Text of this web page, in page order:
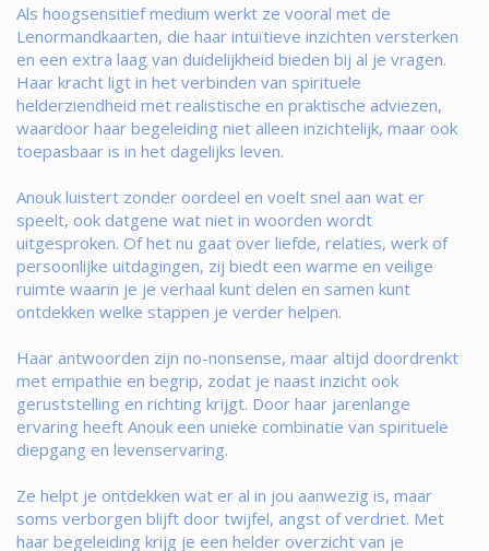
Als hoogsensitief medium werkt ze vooral met de
Lenormandkaarten, die haar intuïtieve inzichten versterken
en een extra laag van duidelijkheid bieden bij al je vragen.
Haar kracht ligt in het verbinden van spirituele
helderziendheid met realistische en praktische adviezen,
waardoor haar begeleiding niet alleen inzichtelijk, maar ook
toepasbaar is in het dagelijks leven.
Anouk luistert zonder oordeel en voelt snel aan wat er
speelt, ook datgene wat niet in woorden wordt
uitgesproken. Of het nu gaat over liefde, relaties, werk of
persoonlijke uitdagingen, zij biedt een warme en veilige
ruimte waarin je je verhaal kunt delen en samen kunt
ontdekken welke stappen je verder helpen.
Haar antwoorden zijn no-nonsense, maar altijd doordrenkt
met empathie en begrip, zodat je naast inzicht ook
geruststelling en richting krijgt. Door haar jarenlange
ervaring heeft Anouk een unieke combinatie van spirituele
diepgang en levenservaring.
Ze helpt je ontdekken wat er al in jou aanwezig is, maar
soms verborgen blijft door twijfel, angst of verdriet. Met
haar begeleiding krijg je een helder overzicht van je